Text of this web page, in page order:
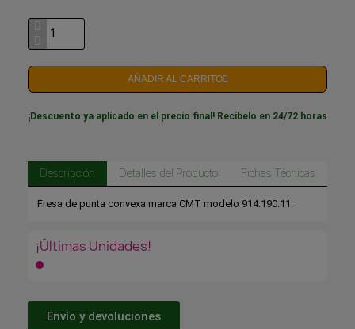
AÑADIR AL CARRITO
¡Descuento ya aplicado en el precio final! Recíbelo en 24/72 horas
Descripción Detalles del Producto Fichas Técnicas
Fresa de punta convexa marca CMT modelo 914.190.11.
¡Últimas Unidades!
Envío y devoluciones